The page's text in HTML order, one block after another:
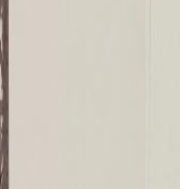
проекты